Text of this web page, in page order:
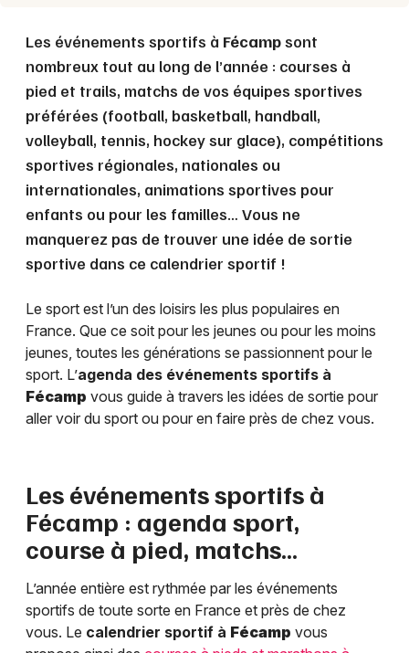
Les événements sportifs à Fécampsont
nombreux tout au long de l’année : courses à
pied et trails, matchs de vos équipes sportives
préférées (football, basketball, handball,
volleyball, tennis, hockey sur glace), compétitions
sportives régionales, nationales ou
internationales, animations sportives pour
enfants ou pour les familles… Vous ne
manquerez pas de trouver une idée de sortie
sportive dans ce calendrier sportif !
Le sport est l’un des loisirs les plus populaires en
France. Que ce soit pour les jeunes ou pour les moins
jeunes, toutes les générations se passionnent pour le
sport. L’agenda des événements sportifs à
Fécamp vous guide à travers les idées de sortie pour
aller voir du sport ou pour en faire près de chez vous.
Les événements sportifs à
Fécamp : agenda sport,
course à pied, matchs…
L’année entière est rythmée par les événements
sportifs de toute sorte en France et près de chez
vous. Le calendrier sportif à Fécamp vous